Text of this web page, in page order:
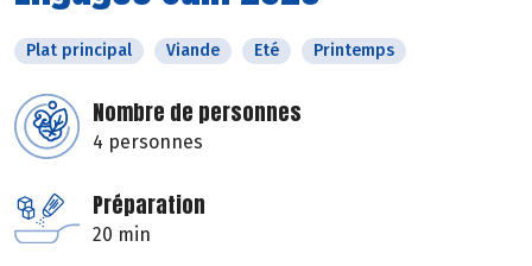
Plat principal Viande Eté Printemps
Nombre de personnes
4 personnes
Préparation
20 min